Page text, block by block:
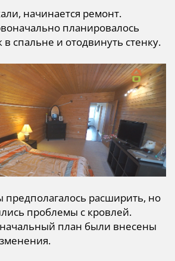
начинается ремонт.
планировалось
спальне и отодвинуть стенку.
предполагалось расширить, но
проблемы с кровлей.
план были внесены